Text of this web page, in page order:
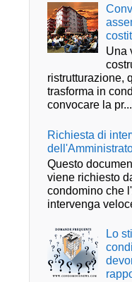
Una
ristrutturazione,
trasforma in
convocare la pr...
Richiesta di
Questo
viene richiesto
condomino che
intervenga
Lo